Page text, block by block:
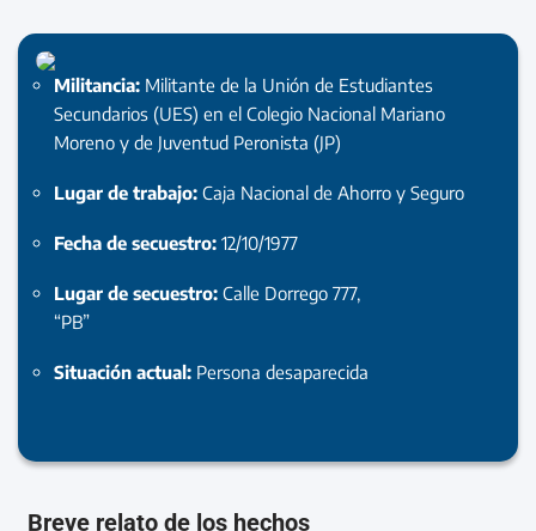
Militancia: Militante de la Unión de Estudiantes
Secundarios (UES) en el Colegio Nacional Mariano
Moreno y de Juventud Peronista (JP)
Lugar de trabajo: Caja Nacional de Ahorro y Seguro
Fecha de secuestro: 12/10/1977
Lugar de secuestro: Calle Dorrego 777,
“PB”
Situación actual: Persona desaparecida
Breve relato de los hechos